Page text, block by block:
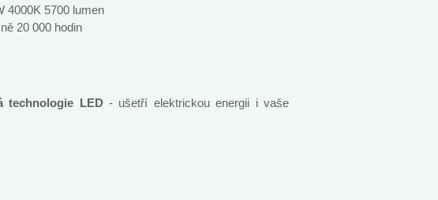
4000K 5700 lumen
20 000 hodin
technologie LED- ušetří elektrickou energii i vaše